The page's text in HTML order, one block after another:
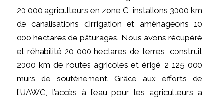
20 000 agriculteurs en zone C, installons 3000 km
de canalisations d’irrigation et aménageons 10
000 hectares de pâturages. Nous avons récupéré
et réhabilité 20 000 hectares de terres, construit
2000 km de routes agricoles et érigé 2 125 000
murs de soutènement. Grâce aux efforts de
l’UAWC, l’accès à l’eau pour les agriculteurs a